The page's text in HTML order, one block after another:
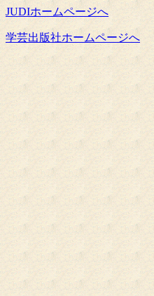
JUDIホームページへ
学芸出版社ホームページへ